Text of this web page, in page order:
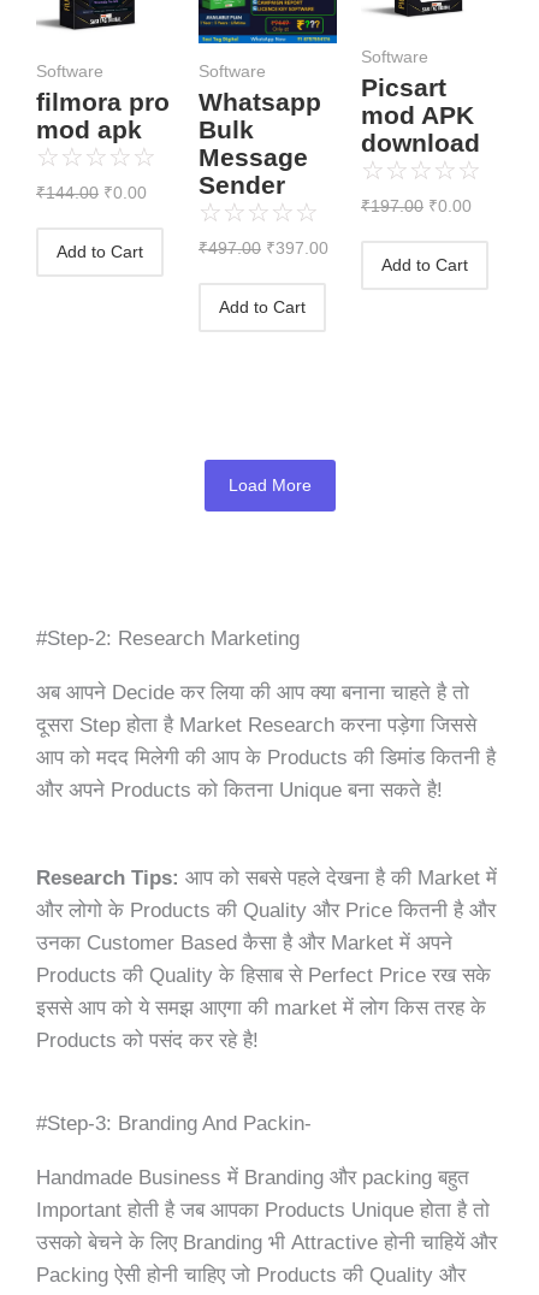
Software
filmora pro
mod apk
☆☆☆☆☆
₹144.00
₹144.00.
₹0.00
Add to Cart
Software
Whatsapp
Bulk
Message
Sender
☆☆☆☆☆
₹497.00
₹497.00.
₹397.00
₹397.00.
Add to Cart
Software
Picsart
mod APK
download
☆☆☆☆☆
₹197.00
₹197.00.
₹0.00
Add to Cart
Load More
#Step-2: Research Marketing
अब आपने Decide कर लिया की आप क्या बनाना चाहते है तो
दूसरा Step होता है Market Research करना पड़ेगा जिससे
आप को मदद मिलेगी की आप के Products की डिमांड कितनी है
और अपने Products को कितना Unique बना सकते है!
Research Tips: आप को सबसे पहले देखना है की Market में
और लोगो के Products की Quality और Price कितनी है और
उनका Customer Based कैसा है और Market में अपने
Products की Quality के हिसाब से Perfect Price रख सके
इससे आप को ये समझ आएगा की market में लोग किस तरह के
Products को पसंद कर रहे है!
#Step-3: Branding And Packin-
Handmade Business में Branding और packing बहुत
Important होती है जब आपका Products Unique होता है तो
उसको बेचने के लिए Branding भी Attractive होनी चाहियें और
Packing ऐसी होनी चाहिए जो Products की Quality और